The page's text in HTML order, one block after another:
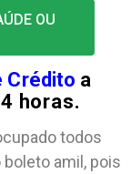
OU
Crédito a
horas.
todos
amil, pois